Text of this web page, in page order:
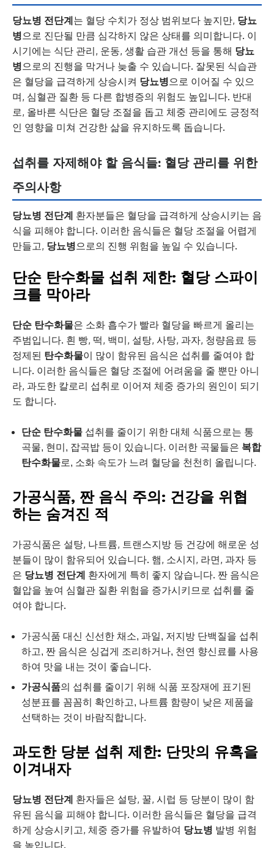
당뇨병 전단계는 혈당 수치가 정상 범위보다 높지만, 당뇨
병으로 진단될 만큼 심각하지 않은 상태를 의미합니다. 이
시기에는 식단 관리, 운동, 생활 습관 개선 등을 통해 당뇨
병으로의 진행을 막거나 늦출 수 있습니다. 잘못된 식습관
은 혈당을 급격하게 상승시켜 당뇨병으로 이어질 수 있으
며, 심혈관 질환 등 다른 합병증의 위험도 높입니다. 반대
로, 올바른 식단은 혈당 조절을 돕고 체중 관리에도 긍정적
인 영향을 미쳐 건강한 삶을 유지하도록 돕습니다.
섭취를 자제해야 할 음식들: 혈당 관리를 위한
주의사항
당뇨병 전단계 환자분들은 혈당을 급격하게 상승시키는 음
식을 피해야 합니다. 이러한 음식들은 혈당 조절을 어렵게
만들고, 당뇨병으로의 진행 위험을 높일 수 있습니다.
단순 탄수화물 섭취 제한: 혈당 스파이
크를 막아라
단순 탄수화물은 소화 흡수가 빨라 혈당을 빠르게 올리는
주범입니다. 흰 빵, 떡, 백미, 설탕, 사탕, 과자, 청량음료 등
정제된 탄수화물이 많이 함유된 음식은 섭취를 줄여야 합
니다. 이러한 음식들은 혈당 조절에 어려움을 줄 뿐만 아니
라, 과도한 칼로리 섭취로 이어져 체중 증가의 원인이 되기
도 합니다.
단순 탄수화물 섭취를 줄이기 위한 대체 식품으로는 통
곡물, 현미, 잡곡밥 등이 있습니다. 이러한 곡물들은 복합
탄수화물로, 소화 속도가 느려 혈당을 천천히 올립니다.
가공식품, 짠 음식 주의: 건강을 위협
하는 숨겨진 적
가공식품은 설탕, 나트륨, 트랜스지방 등 건강에 해로운 성
분들이 많이 함유되어 있습니다. 햄, 소시지, 라면, 과자 등
은 당뇨병 전단계 환자에게 특히 좋지 않습니다. 짠 음식은
혈압을 높여 심혈관 질환 위험을 증가시키므로 섭취를 줄
여야 합니다.
가공식품 대신 신선한 채소, 과일, 저지방 단백질을 섭취
하고, 짠 음식은 싱겁게 조리하거나, 천연 향신료를 사용
하여 맛을 내는 것이 좋습니다.
가공식품의 섭취를 줄이기 위해 식품 포장재에 표기된
성분표를 꼼꼼히 확인하고, 나트륨 함량이 낮은 제품을
선택하는 것이 바람직합니다.
과도한 당분 섭취 제한: 단맛의 유혹을
이겨내자
당뇨병 전단계 환자들은 설탕, 꿀, 시럽 등 당분이 많이 함
유된 음식을 피해야 합니다. 이러한 음식들은 혈당을 급격
하게 상승시키고, 체중 증가를 유발하여 당뇨병 발병 위험
을 높입니다.